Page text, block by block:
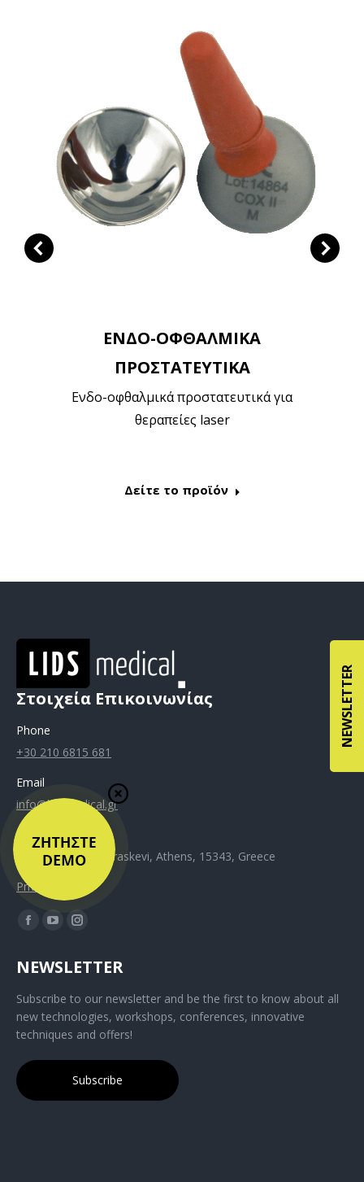
ΕΝΔΟ-ΟΦΘΑΛΜΙΚΑ
ΠΡΟΣΤΑΤΕΥΤΙΚΑ
Ενδο-οφθαλμικά προστατευτικά για
θεραπείες laser
Δείτε το προϊόν
Στοιχεία Επικοινωνίας
Phone
+30 210 6815 681
Email
info@lidsmedical.gr
Address
Kiprou 61, Agia Paraskevi, Athens, 15343, Greece
Privacy Policy
NEWSLETTER
Subscribe to our newsletter and be the first to know about all
new technologies, workshops, conferences, innovative
techniques and offers!
Subscribe
NEWSLETTER